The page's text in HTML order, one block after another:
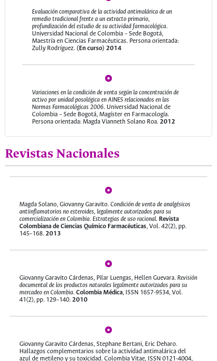
Evaluación comparativa de la actividad antimalárica de un
remedio tradicional frente a un extracto primario,
profundización del estudio de su actividad farmacológica.
Universidad Nacional de Colombia – Sede Bogotá,
Maestría en Ciencias Farmacéuticas. Persona orientada:
Zully Rodríguez. (En curso) 2014
Variaciones en la condición de venta según la concentración de
activo por unidad posológica en AINES relacionados en las
Normas Farmacológicas 2006. Universidad Nacional de
Colombia – Sede Bogotá, Magíster en Farmacología.
Persona orientada: Magda Vianneth Solano Roa. 2012
Evaluación de la actividad antimalárica de preparaciones
estudio de su actividad farmacológica
de Colombia – Sede Bogotá, Ciencias Farmacéuticas.
Persona orientada: Paola Cárdenas Cuadros.2011
Revistas Nacionales
Magda Solano, Giovanny Garavito. Condición de venta de analgésicos
antiinflamatorios no esteroides, legalmente autorizados para su
comercialización en Colombia. Estrategias de uso racional. Revista
Colombiana de Ciencias Químico Farmacéuticas, Vol. 42(2), pp.
145–168. 2013
Giovanny Garavito Cárdenas, Pilar Luengas, Hellen Guevara. Revisión
documental de los productos naturales legalmente autorizados para su
mercadeo en Colombia. Colombia Médica, ISSN 1657-9534, Vol.
41(2), pp. 129–140. 2010
Giovanny Garavito Cárdenas, Stephane Bertani, Eric Deharo.
Hallazgos complementarios sobre la actividad antimalárica del
azul de metileno y su toxicidad. Colombia Vitae, ISSN 0121-4004,